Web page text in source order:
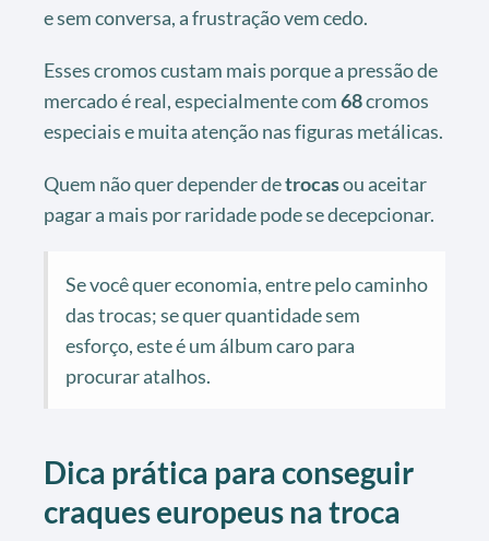
e sem conversa, a frustração vem cedo.
Esses cromos custam mais porque a pressão de
mercado é real, especialmente com68cromos
especiais e muita atenção nas figuras metálicas.
Quem não quer depender detrocasou aceitar
pagar a mais por raridade pode se decepcionar.
Se você quer economia, entre pelo caminho
das trocas; se quer quantidade sem
esforço, este é um álbum caro para
procurar atalhos.
Dica prática para conseguir
craques europeus na troca